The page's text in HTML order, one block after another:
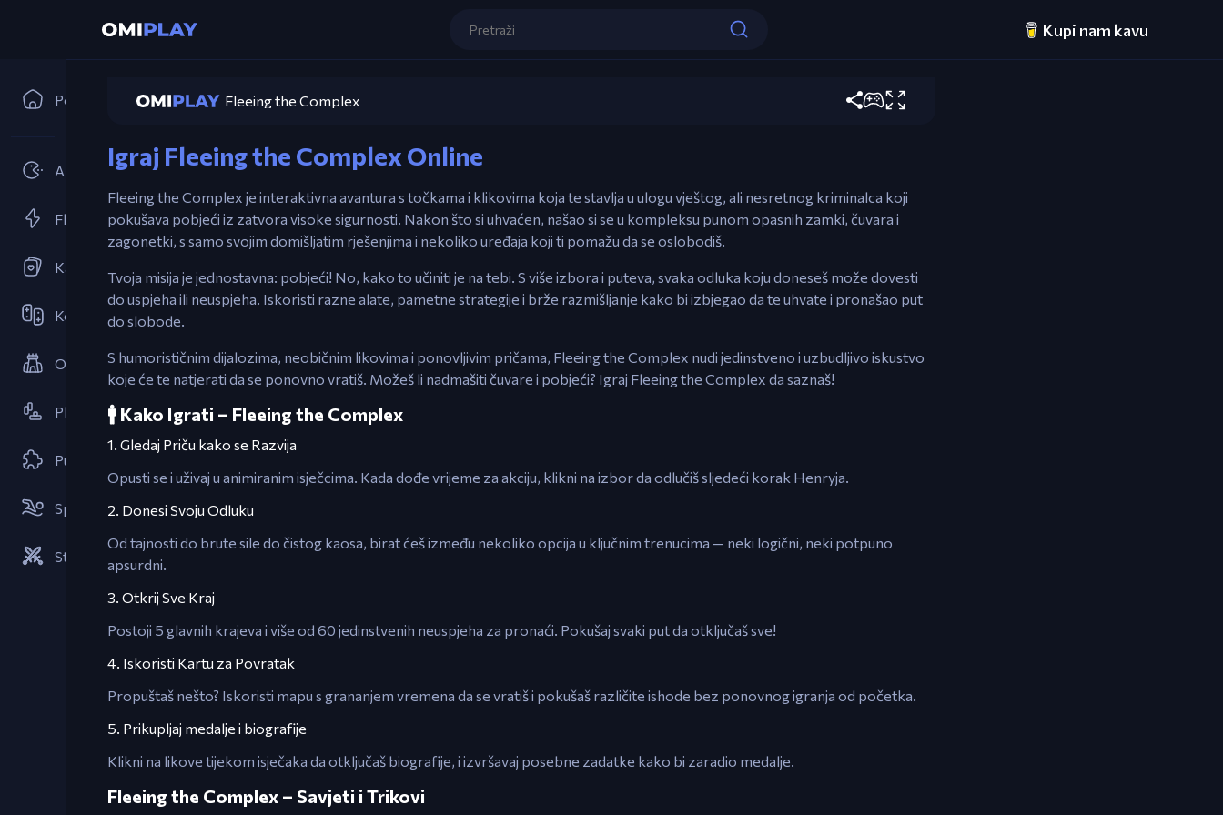
Kupi nam kavu
Početna
Arkadne Igre
Flash Igrice
Kartaške Igre
Kooperativne
Odbrana Kula
Platformske Igre
Puzle
Sportske Igre
Strategije
Fleeing the Complex
Igraj Fleeing the Complex Online
Fleeing the Complex je interaktivna avantura s točkama i klikovima koja te stavlja u ulogu vještog, ali nesretnog kriminalca koji
pokušava pobjeći iz zatvora visoke sigurnosti. Nakon što si uhvaćen, našao si se u kompleksu punom opasnih zamki, čuvara i
zagonetki, s samo svojim domišljatim rješenjima i nekoliko uređaja koji ti pomažu da se oslobodiš.
Tvoja misija je jednostavna: pobjeći! No, kako to učiniti je na tebi. S više izbora i puteva, svaka odluka koju doneseš može dovesti
do uspjeha ili neuspjeha. Iskoristi razne alate, pametne strategije i brže razmišljanje kako bi izbjegao da te uhvate i pronašao put
do slobode.
S humorističnim dijalozima, neobičnim likovima i ponovljivim pričama, Fleeing the Complex nudi jedinstveno i uzbudljivo iskustvo
koje će te natjerati da se ponovno vratiš. Možeš li nadmašiti čuvare i pobjeći? Igraj Fleeing the Complex da saznaš!
🚹 Kako Igrati – Fleeing the Complex
1. Gledaj Priču kako se Razvija
Opusti se i uživaj u animiranim isječcima. Kada dođe vrijeme za akciju, klikni na izbor da odlučiš sljedeći korak Henryja.
2. Donesi Svoju Odluku
Od tajnosti do brute sile do čistog kaosa, birat ćeš između nekoliko opcija u ključnim trenucima — neki logični, neki potpuno
apsurdni.
3. Otkrij Sve Kraj
Postoji 5 glavnih krajeva i više od 60 jedinstvenih neuspjeha za pronaći. Pokušaj svaki put da otključaš sve!
4. Iskoristi Kartu za Povratak
Propuštaš nešto? Iskoristi mapu s grananjem vremena da se vratiš i pokušaš različite ishode bez ponovnog igranja od početka.
5. Prikupljaj medalje i biografije
Klikni na likove tijekom isječaka da otključaš biografije, i izvršavaj posebne zadatke kako bi zaradio medalje.
Fleeing the Complex – Savjeti i Trikovi